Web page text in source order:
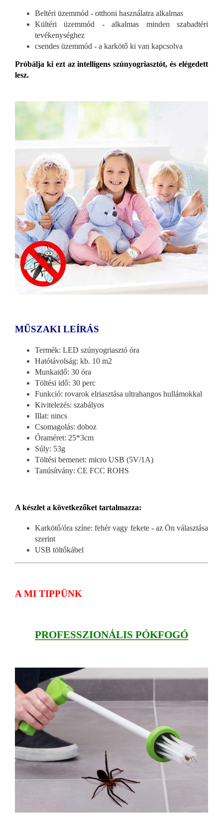
Beltéri üzemmód - otthoni használatra alkalmas
Kültéri üzemmód - alkalmas minden szabadtéri
tevékenységhez
csendes üzemmód - a karkötő ki van kapcsolva
Próbálja ki ezt az intelligens szúnyogriasztót, és elégedett
lesz.
MŰSZAKI LEÍRÁS
Termék: LED szúnyogriasztó óra
Hatótávolság: kb. 10 m2
Munkaidő: 30 óra
Töltési idő: 30 perc
Funkció: rovarok elriasztása ultrahangos hullámokkal
Kivitelezés: szabályos
Illat: nincs
Csomagolás: doboz
Óraméret: 25*3cm
Súly: 53g
Töltési bemenet: micro USB (5V/1A)
Tanúsítvány: CE FCC ROHS
A készlet a következőket tartalmazza:
Karkötő/óra színe: fehér vagy fekete - az Ön választása
szerint
USB töltőkábel
A MI TIPPÜNK
PROFESSZIONÁLIS PÓKFOGÓ